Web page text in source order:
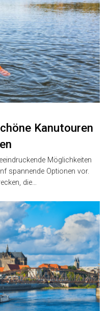
Kanutouren
Möglichkeiten
spannende Optionen vor.
die…